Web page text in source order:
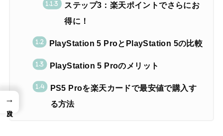
ステップ3：楽天ポイントでさらにお
得に！
PlayStation 5 ProとPlayStation 5の比較
PlayStation 5 Proのメリット
PS5 Proを楽天カードで最安値で購入す
る方法
→